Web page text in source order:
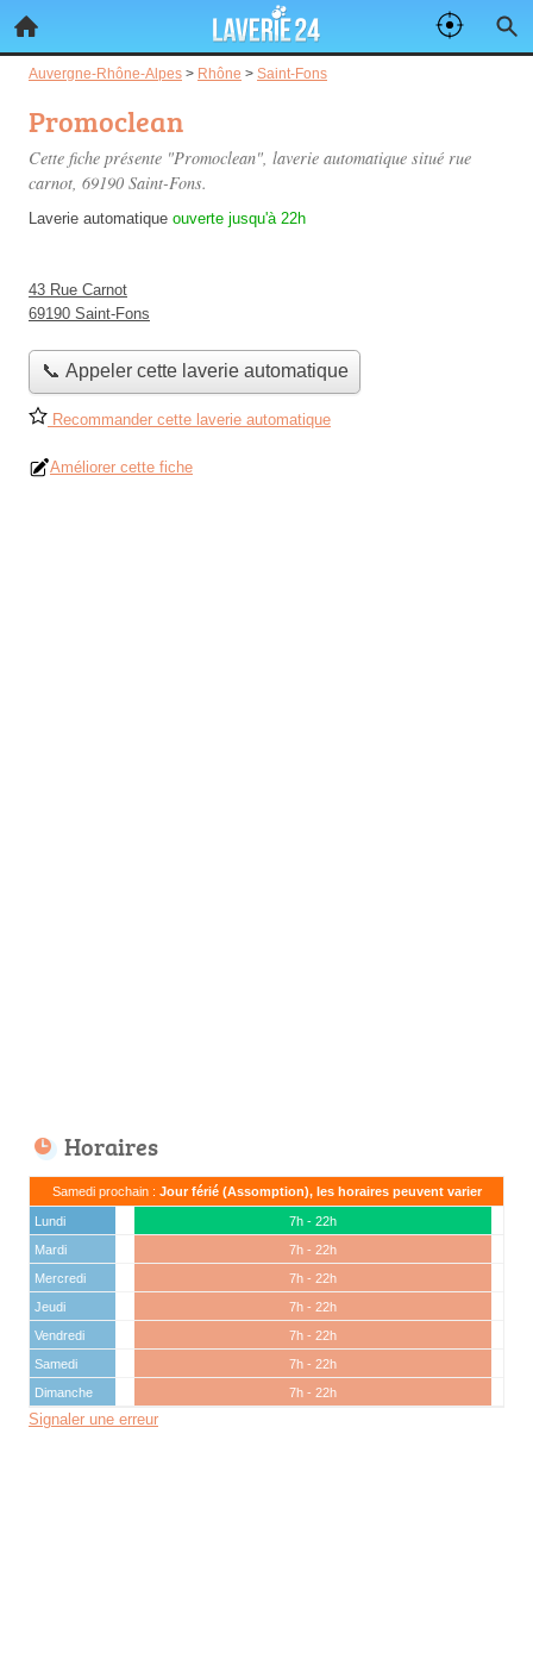
Auvergne-Rhône-Alpes > Rhône > Saint-Fons
Promoclean
Cette fiche présente "Promoclean", laverie automatique situé rue
carnot, 69190 Saint-Fons.
Laverie automatique ouverte jusqu'à 22h
43 Rue Carnot
69190 Saint-Fons
📞 Appeler cette laverie automatique
Recommander cette laverie automatique
Améliorer cette fiche
Horaires
Samedi prochain : Jour férié (Assomption), les horaires peuvent varier
Lundi
7h - 22h
Mardi
7h - 22h
Mercredi
7h - 22h
Jeudi
7h - 22h
Vendredi
7h - 22h
Samedi
7h - 22h
Dimanche
7h - 22h
Signaler une erreur